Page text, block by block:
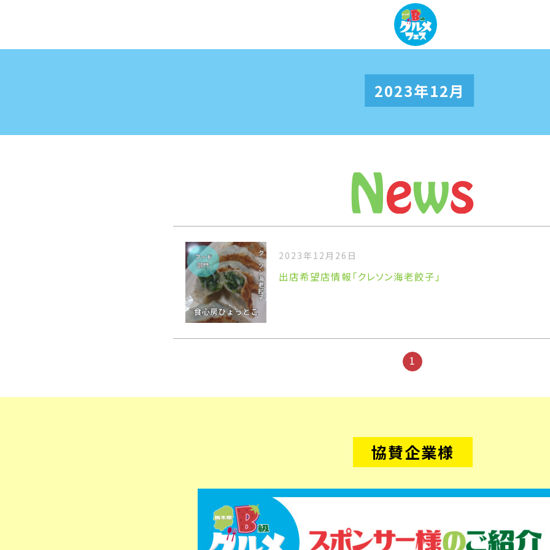
2023年12月
2023年12月26日
出店希望店情報「クレソン海老餃子」
1
協賛企業様